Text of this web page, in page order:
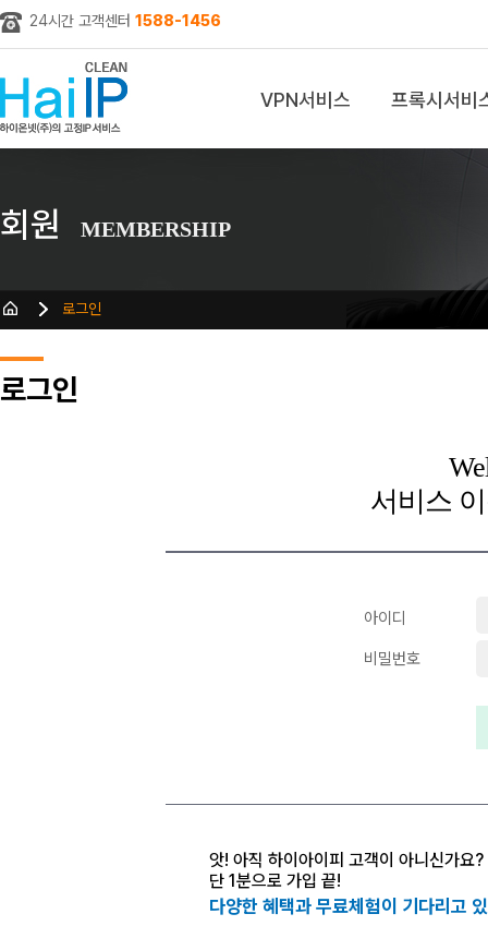
24시간 고객센터 1588-1456
VPN서비스 프록시서비
회원 MEMBERSHIP
로그인
로그인
서비스
아이디
비밀번호
앗! 아직 하이아이피 고객이 아니신가요?
단 1분으로 가입 끝!
다양한 혜택과 무료체험이 기다리고